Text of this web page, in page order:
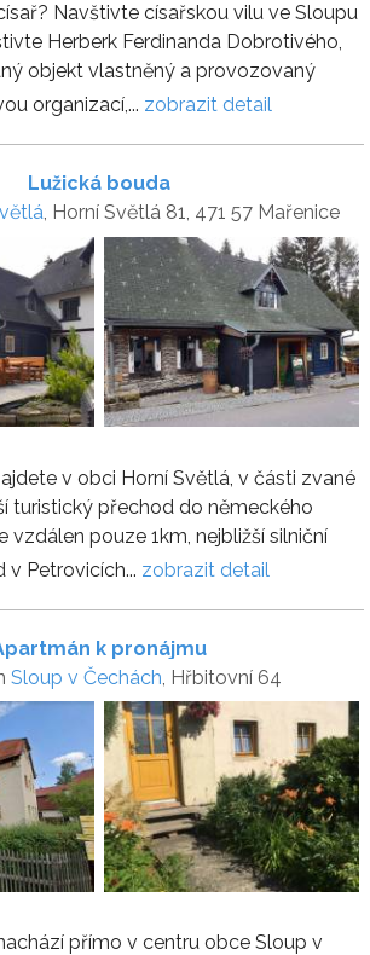
Navštivte císařskou vilu ve Sloupu
Herberk Ferdinanda Dobrotivého,
objekt vlastněný a provozovaný
organizací,... zobrazit detail
Lužická bouda
, Horní Světlá 81, 471 57 Mařenice
v obci Horní Světlá, v části zvané
turistický přechod do německého
vzdálen pouze 1km, nejbližší silniční
v Petrovicích... zobrazit detail
k pronájmu
Sloup v Čechách , Hřbitovní 64
přímo v centru obce Sloup v